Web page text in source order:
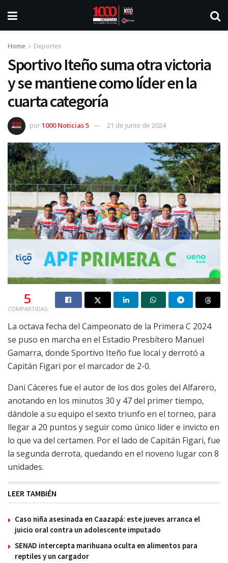
Home Deportes
Sportivo Iteño suma otra victoria
y se mantiene como líder en la
cuarta categoría
por1000 Noticias 5 21 de junio de 2024
5
COMPARTIDAS
La octava fecha del Campeonato de la Primera C 2024
se puso en marcha en el Estadio Presbítero Manuel
Gamarra, donde Sportivo Iteño fue local y derrotó a
Capitán Figari por el marcador de 2-0.
Dani Cáceres fue el autor de los dos goles del Alfarero,
anotando en los minutos 30 y 47 del primer tiempo,
dándole a su equipo el sexto triunfo en el torneo, para
llegar a 20 puntos y seguir como único líder e invicto en
lo que va del certamen. Por el lado de Capitán Figari, fue
la segunda derrota, quedando en el noveno lugar con 8
unidades.
LEER TAMBIÉN
Caso niña asesinada en Caazapá: este jueves arranca el
juicio oral contra un adolescente imputado
SENAD intercepta marihuana oculta en alimentos para
reptiles y un cargador